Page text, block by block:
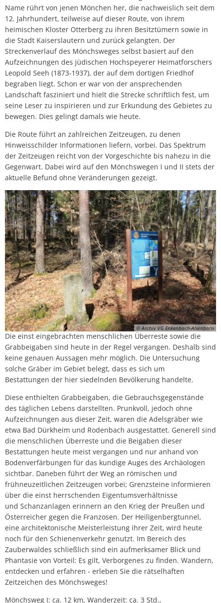
Name rührt von jenen Mönchen her, die nachweislich seit dem
12. Jahrhundert, teilweise auf dieser Route, von ihrem
heimischen Kloster Otterberg zu ihren Besitztümern sowie in
die Stadt Kaiserslautern und zurück gelangten. Der
Streckenverlauf des Mönchsweges selbst basiert auf den
Aufzeichnungen des jüdischen Hochspeyerer Heimatforschers
Leopold Seeh (1873-1937), der auf dem dortigen Friedhof
begraben liegt. Schon er war von der ansprechenden
Landschaft fasziniert und hielt die Strecke schriftlich fest, um
seine Leser zu inspirieren und zur Erkundung des Gebietes zu
bewegen. Dies gelingt damals wie heute.
Die Route führt an zahlreichen Zeitzeugen, zu denen
Hinweisschilder Informationen liefern, vorbei. Das Spektrum
der Zeitzeugen reicht von der Vorgeschichte bis nahezu in die
Gegenwart. Dabei wird auf den Mönchswegen I und II stets der
aktuelle Befund ohne Veränderungen gezeigt.
© Archiv VG Enkenbach-Alsenborn
Die einst eingebrachten menschlichen Überreste sowie die
Grabbeigaben sind heute in der Regel vergangen. Deshalb sind
keine genauen Aussagen mehr möglich. Die Untersuchung
solche Gräber im Gebiet belegt, dass es sich um
Bestattungen der hier siedelnden Bevölkerung handelte.
Diese enthielten Grabbeigaben, die Gebrauchsgegenstände
des täglichen Lebens darstellten. Prunkvoll, jedoch ohne
Aufzeichnungen aus dieser Zeit, waren die Adelsgräber wie
etwa Bad Dürkheim und Rodenbach ausgestattet. Generell sind
die menschlichen Überreste und die Beigaben dieser
Bestattungen heute meist vergangen und nur anhand von
Bodenverfärbungen für das kundige Auges des Archäologen
sichtbar. Daneben führt der Weg an römischen und
frühneuzeitlichen Zeitzeugen vorbei; Grenzsteine informieren
über die einst herrschenden Eigentumsverhältnisse
und Schanzanlagen erinnern an den Krieg der Preußen und
Österreicher gegen die Franzosen. Der Heiligenbergtunnel,
eine architektonische Meisterleistung ihrer Zeit, wird heute
noch für den Schienenverkehr genutzt. Im Bereich des
Zauberwaldes schließlich sind ein aufmerksamer Blick und
Phantasie von Vorteil: Es gilt, Verborgenes zu finden. Wandern,
entdecken und erfahren - erleben Sie die rätselhaften
Zeitzeichen des Mönchsweges!
Mönchsweg I: ca. 12 km, Wanderzeit: ca. 3 Std.,